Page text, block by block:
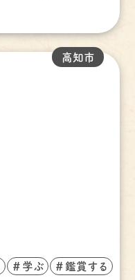
高知市
＃学ぶ ＃鑑賞する